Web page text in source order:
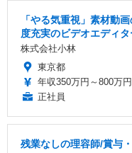
「やる気重視」素材動
度充実のビデオエディタ
株式会社小林
東京都
年収350万円～800万円
正社員
残業なしの理容師/賞与